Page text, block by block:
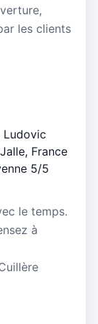
les clients
Ludovic
France
5/5
le temps.
à